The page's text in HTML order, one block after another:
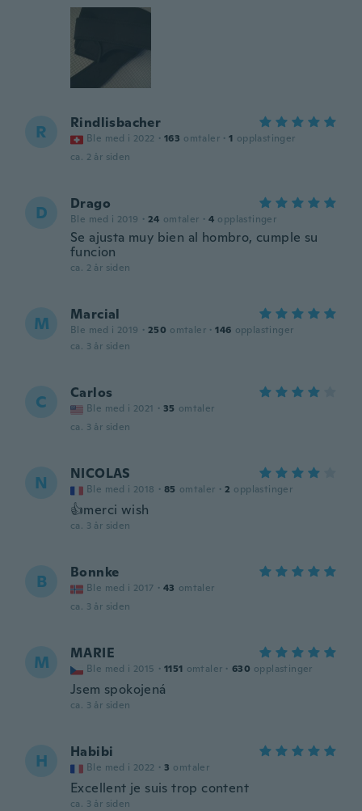
R Rindlisbacher
Ble med i 2022 · 163 omtaler · 1 opplastinger
ca. 2 år siden
D Drago
Ble med i 2019 · 24 omtaler · 4 opplastinger
Se ajusta muy bien al hombro, cumple su
funcion
ca. 2 år siden
M Marcial
Ble med i 2019 · 250 omtaler · 146 opplastinger
ca. 3 år siden
C Carlos
Ble med i 2021 · 35 omtaler
ca. 3 år siden
N NICOLAS
Ble med i 2018 · 85 omtaler · 2 opplastinger
👍merci wish
ca. 3 år siden
B Bonnke
Ble med i 2017 · 43 omtaler
ca. 3 år siden
M MARIE
Ble med i 2015 · 1151 omtaler · 630 opplastinger
Jsem spokojená
ca. 3 år siden
H Habibi
Ble med i 2022 · 3 omtaler
Excellent je suis trop content
ca. 3 år siden